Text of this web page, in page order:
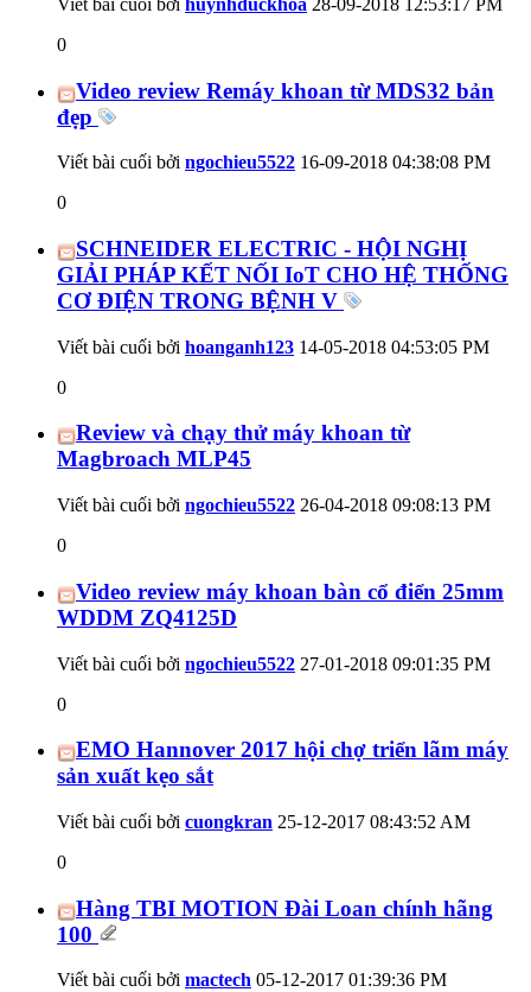
0
Video review Remáy khoan từ MDS32 bản
đẹp
Viết bài cuối bởi ngochieu5522 16-09-2018 04:38:08 PM
0
SCHNEIDER ELECTRIC - HỘI NGHỊ
GIẢI PHÁP KẾT NỐI IoT CHO HỆ THỐNG
CƠ ĐIỆN TRONG BỆNH V
Viết bài cuối bởi hoanganh123 14-05-2018 04:53:05 PM
0
Review và chạy thử máy khoan từ
Magbroach MLP45
Viết bài cuối bởi ngochieu5522 26-04-2018 09:08:13 PM
0
Video review máy khoan bàn cổ điển 25mm
WDDM ZQ4125D
Viết bài cuối bởi ngochieu5522 27-01-2018 09:01:35 PM
0
EMO Hannover 2017 hội chợ triển lãm máy
sản xuất kẹo sắt
Viết bài cuối bởi cuongkran 25-12-2017 08:43:52 AM
0
Hàng TBI MOTION Đài Loan chính hãng
100
Viết bài cuối bởi mactech 05-12-2017 01:39:36 PM